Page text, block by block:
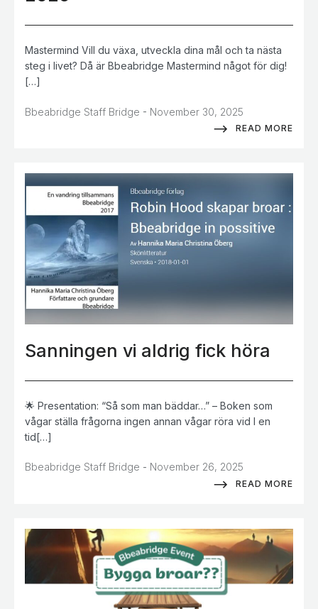
Mastermind Vill du växa, utveckla dina mål och ta nästa
steg i livet? Då är Bbeabridge Mastermind något för dig!
[…]
Bbeabridge Staff Bridge - November 30, 2025
READ MORE
Sanningen vi aldrig fick höra
🌟 Presentation: “Så som man bäddar…” – Boken som
vågar ställa frågorna ingen annan vågar röra vid I en
tid[…]
Bbeabridge Staff Bridge - November 26, 2025
READ MORE